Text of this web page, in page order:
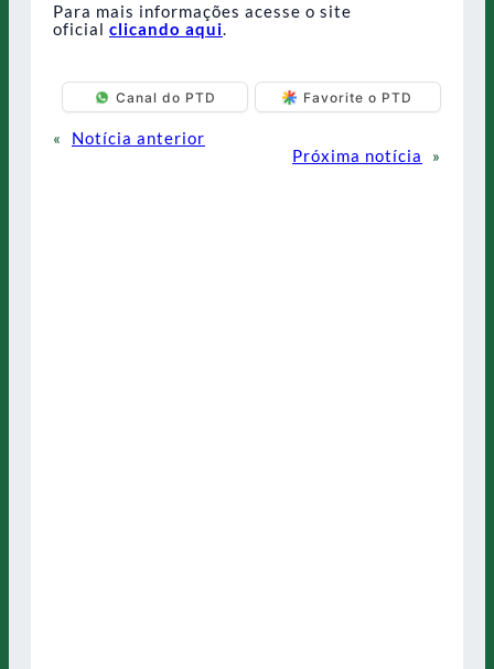
Para mais informações acesse o site
oficial clicando aqui.
Canal do PTD Favorite o PTD
«
Notícia anterior
Próxima notícia
»